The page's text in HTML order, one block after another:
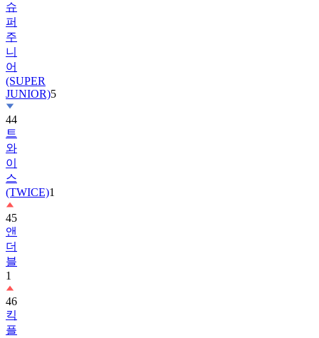
슈
퍼
주
니
어
(SUPER
JUNIOR)5
44
트
와
이
스
(TWICE)1
45
앤
더
블
1
46
킥
플